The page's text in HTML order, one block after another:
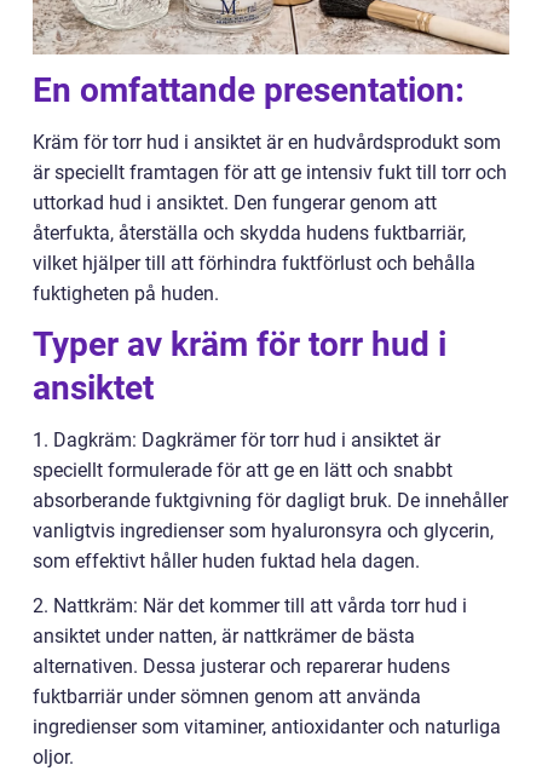
En omfattande presentation:
Kräm för torr hud i ansiktet är en hudvårdsprodukt som
är speciellt framtagen för att ge intensiv fukt till torr och
uttorkad hud i ansiktet. Den fungerar genom att
återfukta, återställa och skydda hudens fuktbarriär,
vilket hjälper till att förhindra fuktförlust och behålla
fuktigheten på huden.
Typer av kräm för torr hud i
ansiktet
1. Dagkräm: Dagkrämer för torr hud i ansiktet är
speciellt formulerade för att ge en lätt och snabbt
absorberande fuktgivning för dagligt bruk. De innehåller
vanligtvis ingredienser som hyaluronsyra och glycerin,
som effektivt håller huden fuktad hela dagen.
2. Nattkräm: När det kommer till att vårda torr hud i
ansiktet under natten, är nattkrämer de bästa
alternativen. Dessa justerar och reparerar hudens
fuktbarriär under sömnen genom att använda
ingredienser som vitaminer, antioxidanter och naturliga
oljor.